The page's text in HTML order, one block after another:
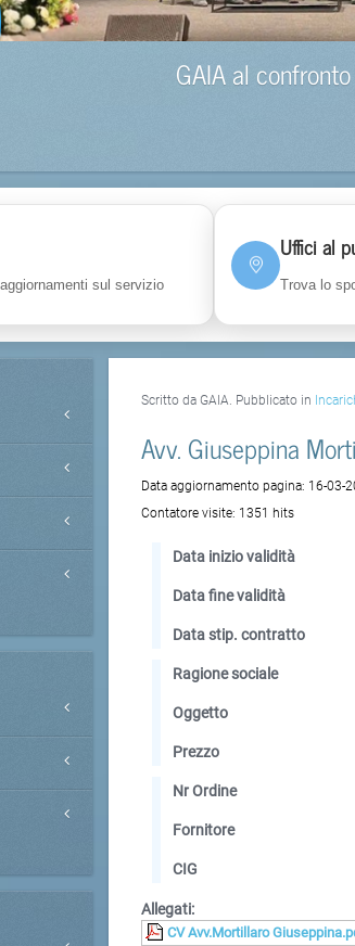
GAIA al
sul servizio
Uffici al
Trova lo
Scritto da GAIA. Pubblicato in
Avv. Giuseppina
Data aggiornamento pagina: 16-03-
Contatore visite: 1351 hits
Data inizio validità
Data fine validità
Data stip. contratto
Ragione sociale
Oggetto
Prezzo
Nr Ordine
Fornitore
CIG
Allegati:
CV Avv.Mortillaro